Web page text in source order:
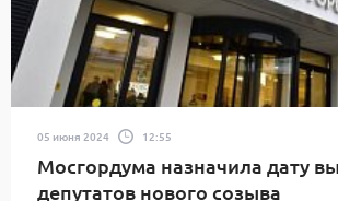
05 июня 2024 12:55
Мосгордума назначила дату
депутатов нового созыва